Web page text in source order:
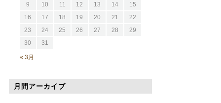
« 3月
9
10 11 12 13 14
15
16
17 18 19 20 21
22
23
24 25 26 27 28
29
30
31
月間アーカイブ